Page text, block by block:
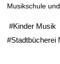
Musikschule
#Kinder Musik
#Stadtbücherei